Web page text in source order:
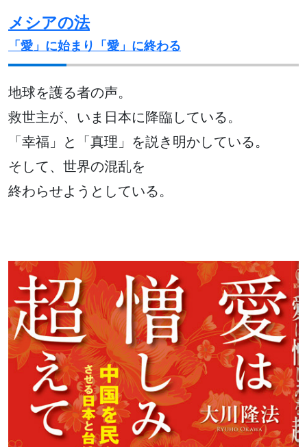
メシアの法
「愛」に始まり「愛」に終わる
地球を護る者の声。
救世主が、いま日本に降臨している。
「幸福」と「真理」を説き明かしている。
そして、世界の混乱を
終わらせようとしている。